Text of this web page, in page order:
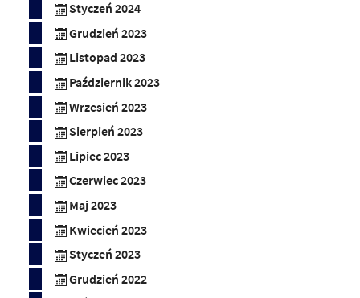
Styczeń 2024
Grudzień 2023
Listopad 2023
Październik 2023
Wrzesień 2023
Sierpień 2023
Lipiec 2023
Czerwiec 2023
Maj 2023
Kwiecień 2023
Styczeń 2023
Grudzień 2022